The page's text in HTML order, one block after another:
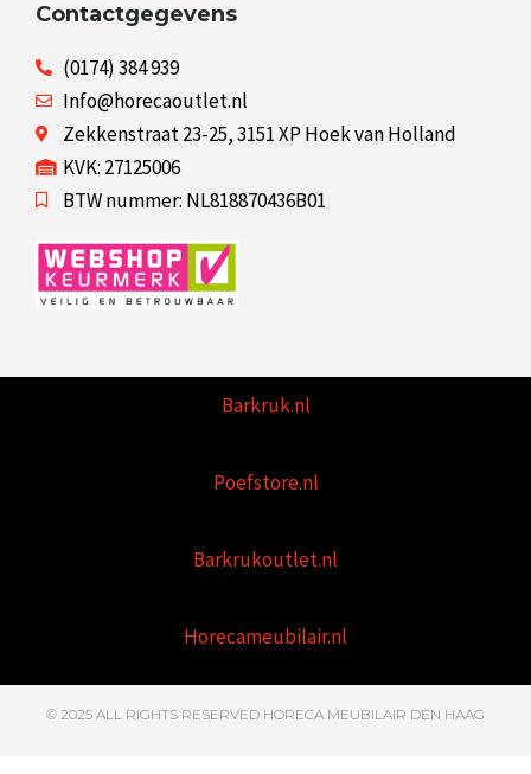
Contactgegevens
(0174) 384 939
Info@horecaoutlet.nl
Zekkenstraat 23-25, 3151 XP Hoek van Holland
KVK: 27125006
BTW nummer: NL818870436B01
Barkruk.nl
Poefstore.nl
Barkrukoutlet.nl
Horecameubilair.nl
© 2025 ALL RIGHTS RESERVED HORECA MEUBILAIR DEN HAAG